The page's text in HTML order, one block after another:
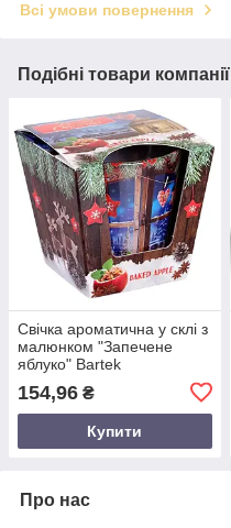
Всі умови повернення
Подібні товари компанії
Свічка ароматична у склі з
малюнком "Запечене
яблуко" Bartek
154,96 ₴
Купити
Про нас